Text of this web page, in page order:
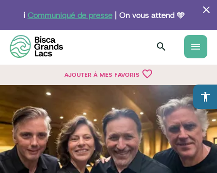
principal
ℹ️ Communiqué de presse| On vous attend 🩵
menu
AJOUTER À MES FAVORIS favorite_border
accessibility